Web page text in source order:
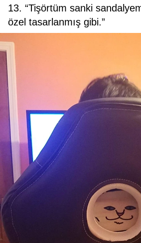
13. “Tişörtüm sanki
özel tasarlanmış gibi.”